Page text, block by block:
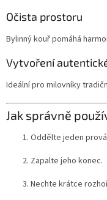
Očista prostoru
Bylinný kouř pomáhá
Vytvoření
Ideální pro milovníky
Jak správně
Oddělte jeden
Zapalte jeho konec.
Nechte krátce